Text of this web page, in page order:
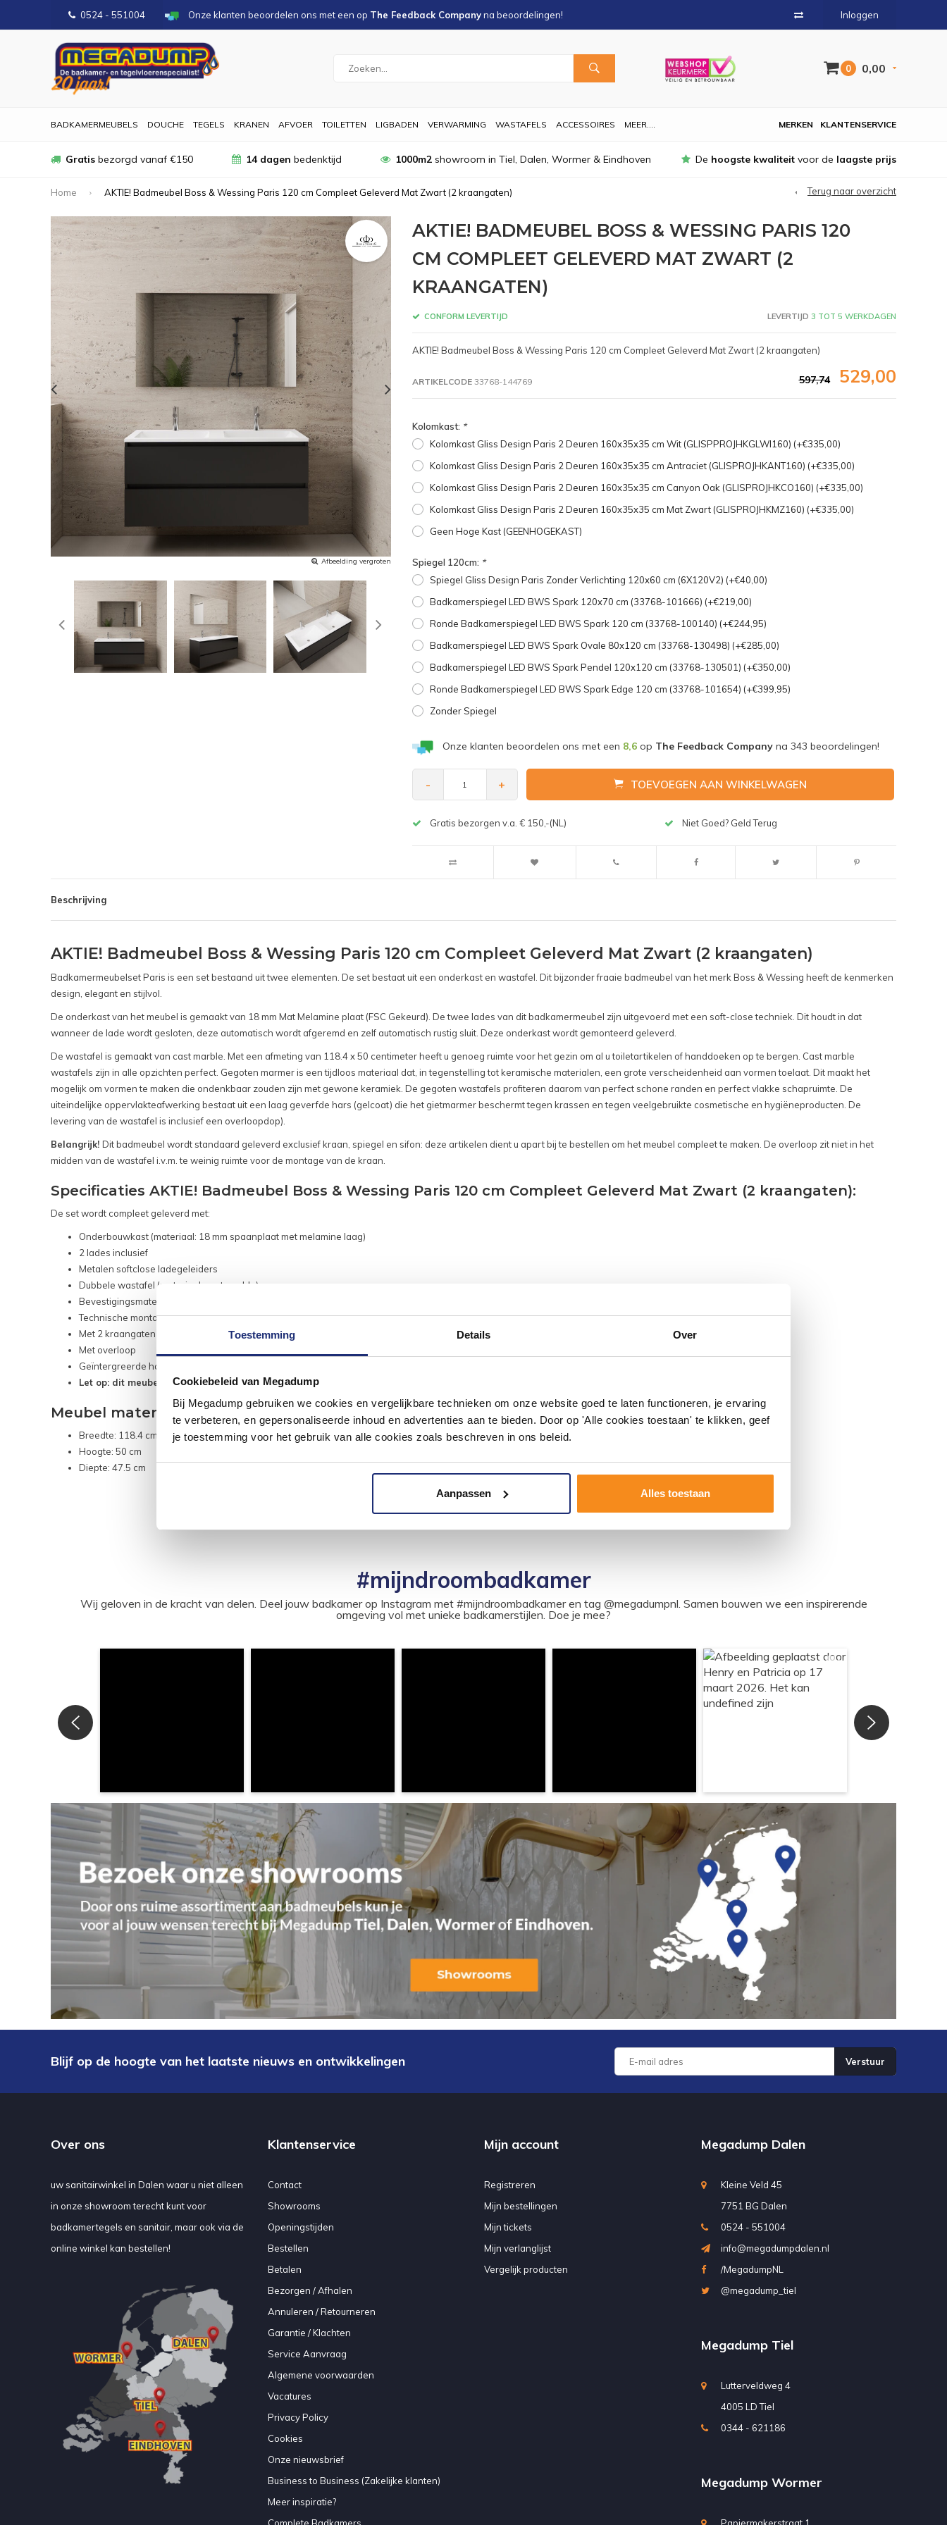
Toestemming Details Over
Cookiebeleid van Megadump
Bij Megadump gebruiken we cookies en vergelijkbare technieken om onze website goed te laten functioneren, je ervaring
te verbeteren, en gepersonaliseerde inhoud en advertenties aan te bieden. Door op 'Alle cookies toestaan' te klikken, geef
je toestemming voor het gebruik van alle cookies zoals beschreven in ons beleid.
Aanpassen Alles toestaan
0524 - 551004 Onze klanten beoordelen ons met een op The Feedback Companyna beoordelingen! Inloggen
0 0,00
BADKAMERMEUBELS DOUCHE TEGELS KRANEN AFVOER TOILETTEN LIGBADEN VERWARMING WASTAFELS ACCESSOIRES MEER.... KLANTENSERVICE
MERKEN
Gratis bezorgd vanaf €150 14 dagen bedenktijd 1000m2showroom in Tiel, Dalen, Wormer & Eindhoven De hoogste kwaliteit voor de laagste prijs
Home AKTIE! Badmeubel Boss & Wessing Paris 120 cm Compleet Geleverd Mat Zwart (2 kraangaten) Terug naar overzicht
Afbeelding vergroten
AKTIE! BADMEUBEL BOSS & WESSING PARIS 120
CM COMPLEET GELEVERD MAT ZWART (2
KRAANGATEN)
CONFORM LEVERTIJD LEVERTIJD 3 TOT 5 WERKDAGEN
AKTIE! Badmeubel Boss & Wessing Paris 120 cm Compleet Geleverd Mat Zwart (2 kraangaten)
ARTIKELCODE33768-144769 597,74 529,00
Kolomkast: *
Kolomkast Gliss Design Paris 2 Deuren 160x35x35 cm Wit (GLISPPROJHKGLWI160) (+€335,00)
Kolomkast Gliss Design Paris 2 Deuren 160x35x35 cm Antraciet (GLISPROJHKANT160) (+€335,00)
Kolomkast Gliss Design Paris 2 Deuren 160x35x35 cm Canyon Oak (GLISPROJHKCO160) (+€335,00)
Kolomkast Gliss Design Paris 2 Deuren 160x35x35 cm Mat Zwart (GLISPROJHKMZ160) (+€335,00)
Geen Hoge Kast (GEENHOGEKAST)
Spiegel 120cm: *
Spiegel Gliss Design Paris Zonder Verlichting 120x60 cm (6X120V2) (+€40,00)
Badkamerspiegel LED BWS Spark 120x70 cm (33768-101666) (+€219,00)
Ronde Badkamerspiegel LED BWS Spark 120 cm (33768-100140) (+€244,95)
Badkamerspiegel LED BWS Spark Ovale 80x120 cm (33768-130498) (+€285,00)
Badkamerspiegel LED BWS Spark Pendel 120x120 cm (33768-130501) (+€350,00)
Ronde Badkamerspiegel LED BWS Spark Edge 120 cm (33768-101654) (+€399,95)
Zonder Spiegel
Onze klanten beoordelen ons met een 8,6op The Feedback Companyna 343 beoordelingen!
- + TOEVOEGEN AAN WINKELWAGEN
Gratis bezorgen v.a. € 150,-(NL) Niet Goed? Geld Terug
Beschrijving
AKTIE! Badmeubel Boss & Wessing Paris 120 cm Compleet Geleverd Mat Zwart (2 kraangaten)
Badkamermeubelset Paris is een set bestaand uit twee elementen. De set bestaat uit een onderkast en wastafel. Dit bijzonder fraaie badmeubel van het merk Boss & Wessing heeft de kenmerken
design, elegant en stijlvol.
De onderkast van het meubel is gemaakt van 18 mm Mat Melamine plaat (FSC Gekeurd). De twee lades van dit badkamermeubel zijn uitgevoerd met een soft-close techniek. Dit houdt in dat
wanneer de lade wordt gesloten, deze automatisch wordt afgeremd en zelf automatisch rustig sluit. Deze onderkast wordt gemonteerd geleverd.
De wastafel is gemaakt van cast marble. Met een afmeting van 118.4 x 50 centimeter heeft u genoeg ruimte voor het gezin om al u toiletartikelen of handdoeken op te bergen. Cast marble
wastafels zijn in alle opzichten perfect. Gegoten marmer is een tijdloos materiaal dat, in tegenstelling tot keramische materialen, een grote verscheidenheid aan vormen toelaat. Dit maakt het
mogelijk om vormen te maken die ondenkbaar zouden zijn met gewone keramiek. De gegoten wastafels profiteren daarom van perfect schone randen en perfect vlakke schapruimte. De
uiteindelijke oppervlakteafwerking bestaat uit een laag geverfde hars (gelcoat) die het gietmarmer beschermt tegen krassen en tegen veelgebruikte cosmetische en hygiëneproducten. De
levering van de wastafel is inclusief een overloopdop).
Belangrijk! Dit badmeubel wordt standaard geleverd exclusief kraan, spiegel en sifon: deze artikelen dient u apart bij te bestellen om het meubel compleet te maken. De overloop zit niet in het
midden van de wastafel i.v.m. te weinig ruimte voor de montage van de kraan.
Specificaties AKTIE! Badmeubel Boss & Wessing Paris 120 cm Compleet Geleverd Mat Zwart (2 kraangaten):
De set wordt compleet geleverd met:
Onderbouwkast (materiaal: 18 mm spaanplaat met melamine laag)
2 lades inclusief
Metalen softclose ladegeleiders
Dubbele wastafel (materiaal: cast marble)
Bevestigingsmateriaal
Technische montagetekening
Met 2 kraangaten
Met overloop
Geïntergreerde handgrepen
Let op: dit meubel wordt geleverd exclusief kraan en afvoer!
Meubel maten
Breedte: 118.4 cm
Hoogte: 50 cm
Diepte: 47.5 cm
#mijndroombadkamer
Wij geloven in de kracht van delen. Deel jouw badkamer op Instagram met #mijndroombadkamer en tag @megadumpnl. Samen bouwen we een inspirerende
omgeving vol met unieke badkamerstijlen. Doe je mee?
Blijf op de hoogte van het laatste nieuws en ontwikkelingen Verstuur
Over ons
uw sanitairwinkel in Dalen waar u niet alleen
in onze showroom terecht kunt voor
badkamertegels en sanitair, maar ook via de
online winkel kan bestellen!
Klantenservice
Contact
Showrooms
Openingstijden
Bestellen
Betalen
Bezorgen / Afhalen
Annuleren / Retourneren
Garantie / Klachten
Service Aanvraag
Algemene voorwaarden
Vacatures
Privacy Policy
Cookies
Onze nieuwsbrief
Business to Business (Zakelijke klanten)
Meer inspiratie?
Mijn account
Registreren
Mijn bestellingen
Mijn tickets
Mijn verlanglijst
Vergelijk producten
Megadump Dalen
Kleine Veld 45
7751 BG Dalen
0524 - 551004
info@megadumpdalen.nl
/MegadumpNL
@megadump_tiel
Megadump Tiel
Lutterveldweg 4
4005 LD Tiel
0344 - 621186
Megadump Wormer